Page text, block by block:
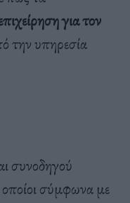
για τον
την υπηρεσία
συνοδηγού
οποίοι σύμφωνα με